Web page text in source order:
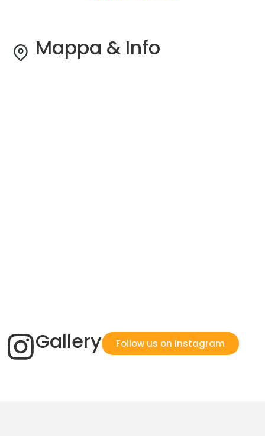
Mappa & Info
Gallery Follow us on Instagram